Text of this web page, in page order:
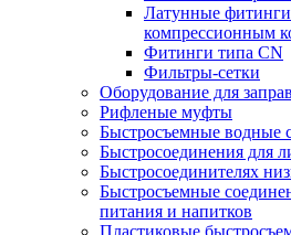
Латунные
компрессионным
Фитинги типа CN
Фильтры-сетки
Оборудование для
Рифленые муфты
Быстросъемные водные
Быстросоединения для
Быстросоединителях
Быстросъемные
питания и напитков
Пластиковые